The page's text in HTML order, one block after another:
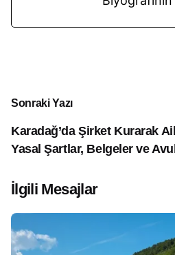
Sonraki Yazı
Karadağ’da Şirket Kurarak
Yasal Şartlar, Belgeler ve
İlgili Mesajlar